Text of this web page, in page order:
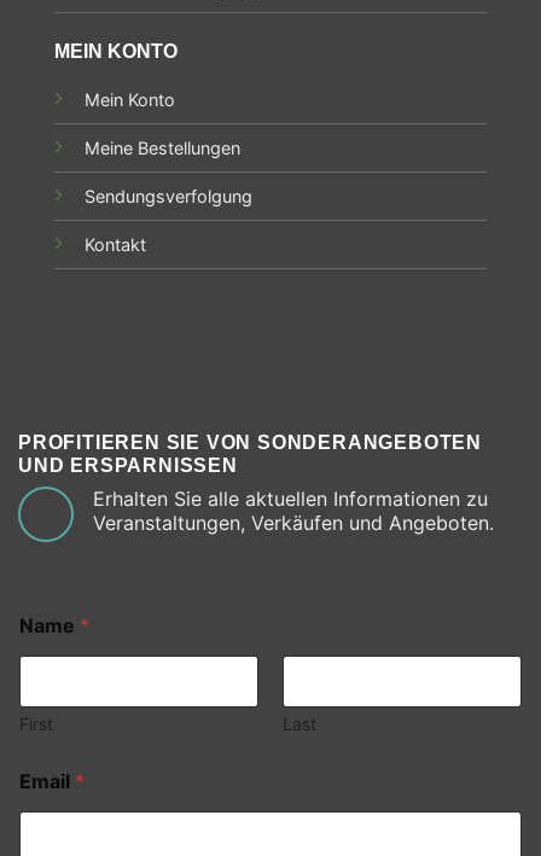
MEIN KONTO
Mein Konto
Meine Bestellungen
Sendungsverfolgung
Kontakt
PROFITIEREN SIE VON SONDERANGEBOTEN
UND ERSPARNISSEN
Erhalten Sie alle aktuellen Informationen zu
Veranstaltungen, Verkäufen und Angeboten.
Name *
First Last
Email *